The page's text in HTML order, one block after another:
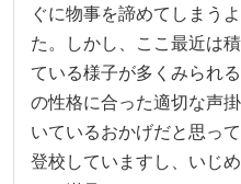
ぐに物事を諦めてしまう
た。しかし、ここ最近は
ている様子が多くみられ
の性格に合った適切な声
いているおかげだと思っ
登校していますし、いじ